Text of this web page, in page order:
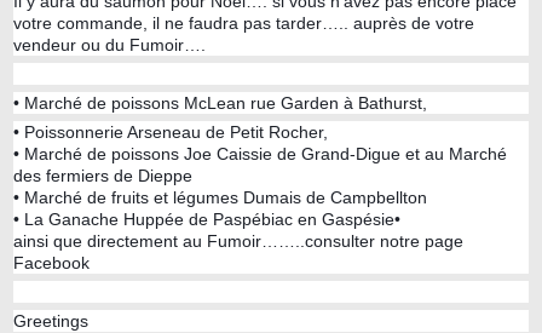
votre commande, il ne faudra pas tarder….. auprès de votre
vendeur ou du Fumoir….
• Marché de poissons McLean rue Garden à Bathurst,
• Poissonnerie Arseneau de Petit Rocher,
• Marché de poissons Joe Caissie de Grand-Digue et au Marché
des fermiers de Dieppe
• Marché de fruits et légumes Dumais de Campbellton
• La Ganache Huppée de Paspébiac en Gaspésie•
ainsi que directement au Fumoir……..consulter notre page
Facebook
Greetings